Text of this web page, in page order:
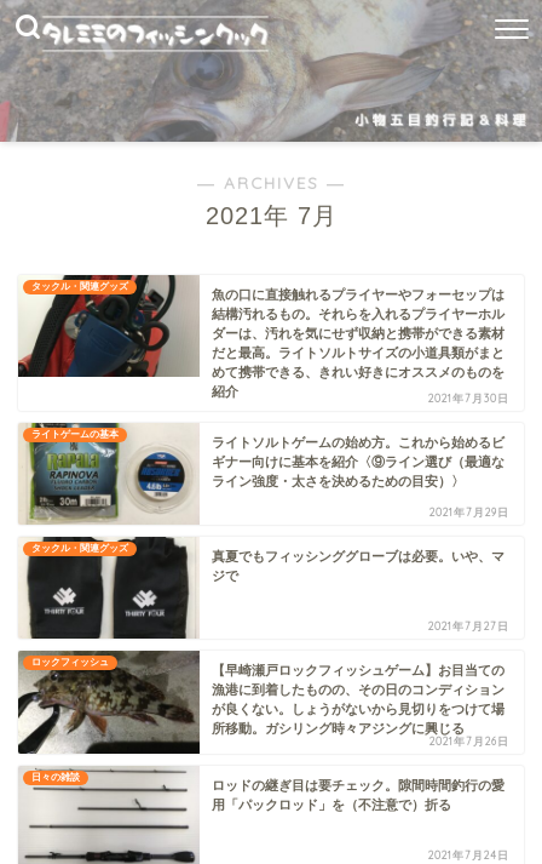
― ARCHIVES ―
2021年 7月
タックル・関連グッズ
魚の口に直接触れるプライヤーやフォーセップは
結構汚れるもの。それらを入れるプライヤーホル
ダーは、汚れを気にせず収納と携帯ができる素材
だと最高。ライトソルトサイズの小道具類がまと
めて携帯できる、きれい好きにオススメのものを
紹介
2021年7月30日
ライトゲームの基本
ライトソルトゲームの始め方。これから始めるビ
ギナー向けに基本を紹介〈⑨ライン選び（最適な
ライン強度・太さを決めるための目安）〉
2021年7月29日
タックル・関連グッズ
真夏でもフィッシンググローブは必要。いや、マ
ジで
2021年7月27日
ロックフィッシュ
【早崎瀬戸ロックフィッシュゲーム】お目当ての
漁港に到着したものの、その日のコンディション
が良くない。しょうがないから見切りをつけて場
所移動。ガシリング時々アジングに興じる
2021年7月26日
日々の雑談
ロッドの継ぎ目は要チェック。隙間時間釣行の愛
用「パックロッド」を（不注意で）折る
2021年7月24日